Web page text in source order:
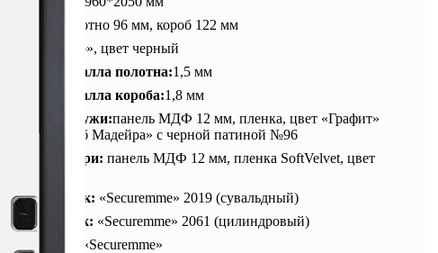
полотно 96 мм, короб 122 мм
«Муар», цвет черный
Толщина металла полотна:1,5 мм
Толщина металла короба:1,8 мм
Отделка снаружи:панель МДФ 12 мм, пленка, цвет «Графит»
№78/цвет «Дуб Мадейра» с черной патиной №96
Отделка внутри:панель МДФ 12 мм, пленка SoftVelvet, цвет
Верхний замок: «Securemme» 2019 (сувальдный)
Нижний замок: «Securemme» 2061 (цилиндровый)
K2 «Securemme»